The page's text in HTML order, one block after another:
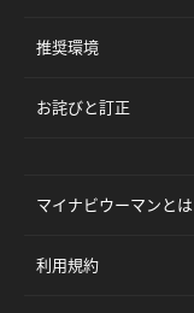
推奨環境
お詫びと訂正
マイナビウーマンとは
利用規約